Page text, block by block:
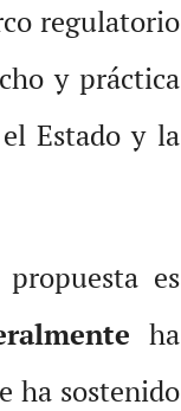
regulatorio
y práctica
Estado y la
propuesta es
ha
ha sostenido